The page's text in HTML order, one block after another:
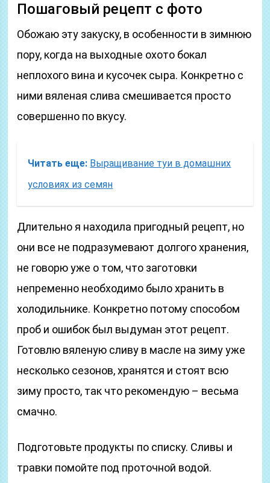
Пошаговый рецепт с фото
Обожаю эту закуску, в особенности в зимнюю
пору, когда на выходные охото бокал
неплохого вина и кусочек сыра. Конкретно с
ними вяленая слива смешивается просто
совершенно по вкусу.
Читать еще: Выращивание туи в домашних
условиях из семян
Длительно я находила пригодный рецепт, но
они все не подразумевают долгого хранения,
не говорю уже о том, что заготовки
непременно необходимо было хранить в
холодильнике. Конкретно потому способом
проб и ошибок был выдуман этот рецепт.
Готовлю вяленую сливу в масле на зиму уже
несколько сезонов, хранятся и стоят всю
зиму просто, так что рекомендую – весьма
смачно.
Подготовьте продукты по списку. Сливы и
травки помойте под проточной водой.